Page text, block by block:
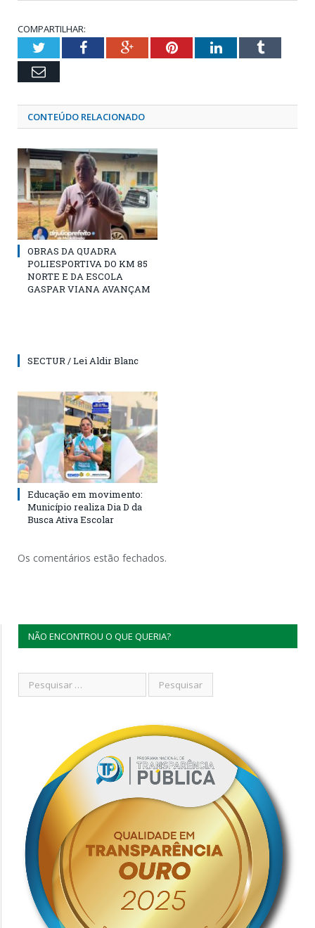
COMPARTILHAR:
TwitterFacebookGoogle+PinterestLinkedInTumblr
Email
CONTEÚDO RELACIONADO
OBRAS DA QUADRA
POLIESPORTIVA DO KM 85
NORTE E DA ESCOLA
GASPAR VIANA AVANÇAM
SECTUR / Lei Aldir Blanc
Educação em movimento:
Município realiza Dia D da
Busca Ativa Escolar
Os comentários estão fechados.
NÃO ENCONTROU O QUE QUERIA?